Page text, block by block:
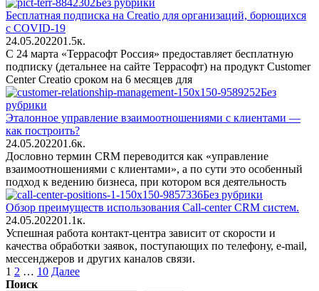
Бесплатная подписка на Creatio для организаций, борющихся
с COVID-19
24.05.202201.5к.
С 24 марта «Террасофт Россия» предоставляет бесплатную
подписку (детальнее на сайте Террасофт) на продукт Customer
Center Creatio сроком на 6 месяцев для
Без
рубрики
Эталонное управление взаимоотношениями с клиентами —
как построить?
24.05.202201.6к.
Дословно термин CRM переводится как «управление
взаимоотношениями с клиентами», а по сути это особенный
подход к ведению бизнеса, при котором вся деятельность
Без рубрики
Обзор преимуществ использования Call-center CRM систем.
24.05.202201.1к.
Успешная работа контакт-центра зависит от скорости и
качества обработки заявок, поступающих по телефону, e-mail,
мессенджеров и других каналов связи.
Пагинация
записей
1 2 … 10 Далее
Поиск